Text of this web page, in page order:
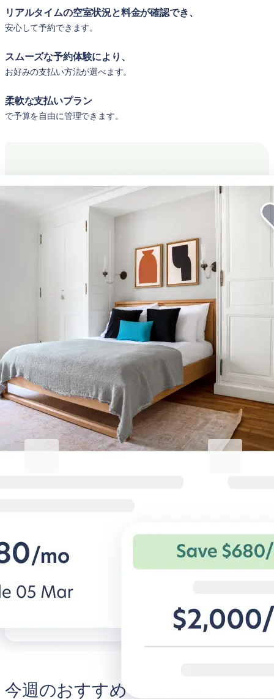
リアルタイムの空室状況と料金が確認でき、
安心して予約できます。
スムーズな予約体験により、
お好みの支払い方法が選べます。
柔軟な支払いプラン
で予算を自由に管理できます。
River Oaks での滞在をより充実し
たものに
法人旅行者向けの柔軟な条件と快適な
学生専用アパー
を。
今週のおすすめ